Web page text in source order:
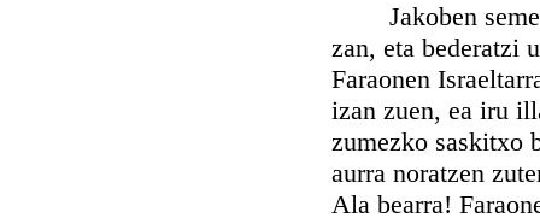
Jakoben seme
zan, eta bederatzi
Faraonen
izan zuen, ea iru
zumezko saskitxo
aurra noratzen
Ala bearra!